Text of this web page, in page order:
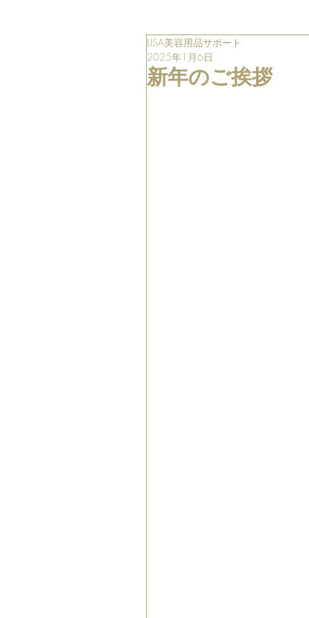
新年のご挨拶
LISA美容用品サポート
2025年1月6日